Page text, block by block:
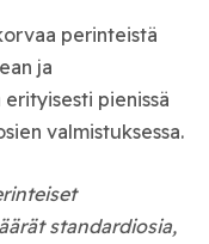
perinteistä
ja
pienissä
valmistuksessa.
standardiosia,